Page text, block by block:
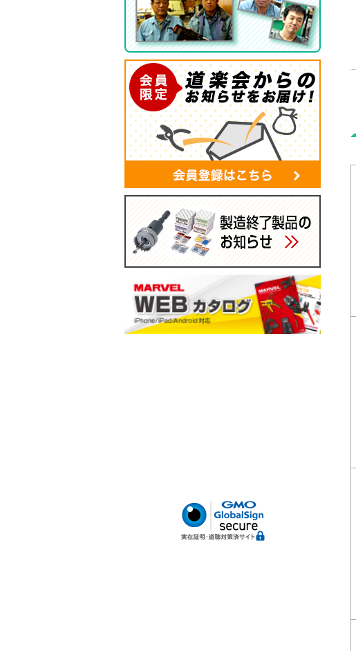
ツールバッグ
帆布シリーズ
現場用ゴミ箱
蛍光灯・モールバッグ
手袋
パーツボックス
電工バケツ
ケーブルタイホルダー
マルチポーチ
小判型ポケット